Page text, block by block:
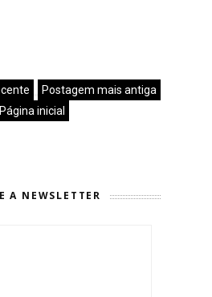
Postagem mais antiga
Página inicial
A NEWSLETTER